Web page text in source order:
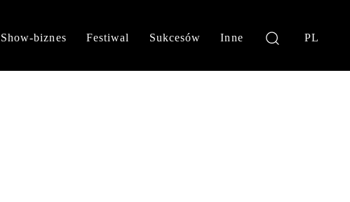
Show-biznes Festiwal Sukcesów Inne PL